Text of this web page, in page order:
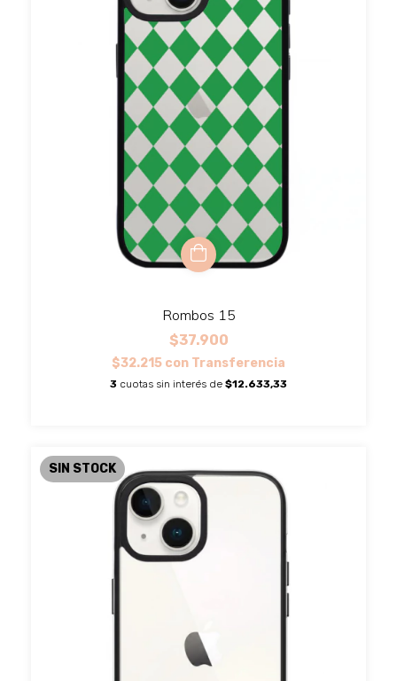
Rombos 15
$37.900
$32.215 con Transferencia
3 cuotas sin interés de $12.633,33
SIN STOCK